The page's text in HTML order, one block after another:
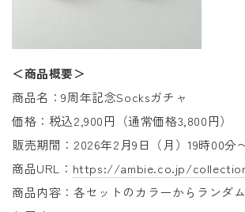
＜商品概要＞
商品名：9周年記念Socksガチャ
価格： 税込2,900円（通常価格3,800円）
販売期間：2026年2月9日（月）19時00分
商品URL： https://ambie.co.jp/
商品内容：各セットのカラーからランダ